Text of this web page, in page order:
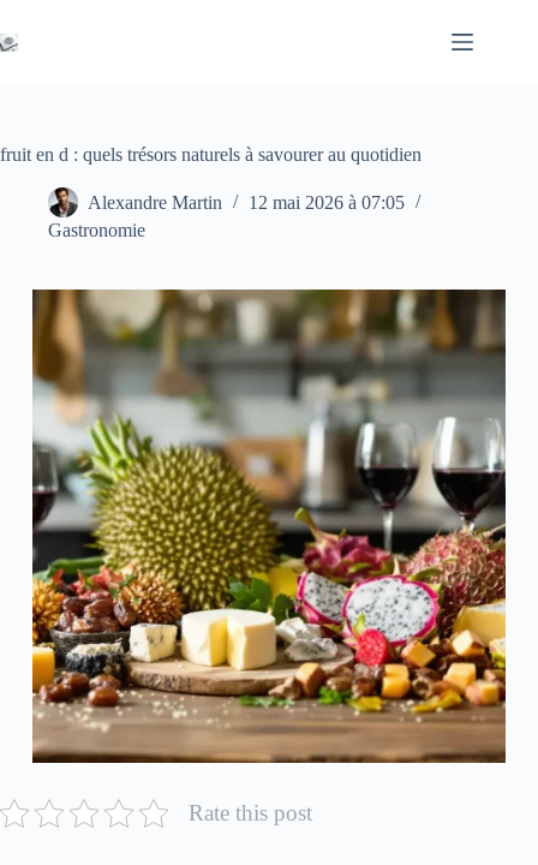
au
contenu
fruit en d : quels trésors naturels à savourer au quotidien
Alexandre Martin
12 mai 2026 à 07:05
Gastronomie
Rate this post